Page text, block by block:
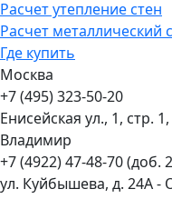
Расчет утепление стен
Расчет металлический
Где купить
Москва
+7 (495) 323-50-20
Енисейская ул., 1, стр.
Владимир
+7 (4922) 47-48-70 (доб.
ул. Куйбышева, д. 24А